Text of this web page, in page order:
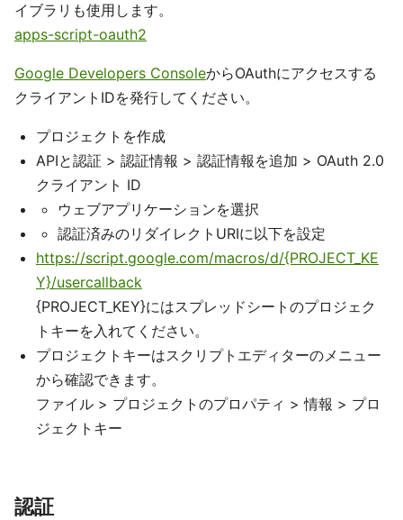
イブラリも使用します。
apps-script-oauth2
Google Developers ConsoleからOAuthにアクセスする
クライアントIDを発行してください。
プロジェクトを作成
APIと認証 > 認証情報 > 認証情報を追加 > OAuth 2.0
クライアント ID
ウェブアプリケーションを選択
認証済みのリダイレクトURIに以下を設定
https://script.google.com/macros/d/{PROJECT_KE
Y}/usercallback
{PROJECT_KEY}にはスプレッドシートのプロジェク
トキーを入れてください。
プロジェクトキーはスクリプトエディターのメニュー
から確認できます。
ファイル > プロジェクトのプロパティ > 情報 > プロ
ジェクトキー
認証